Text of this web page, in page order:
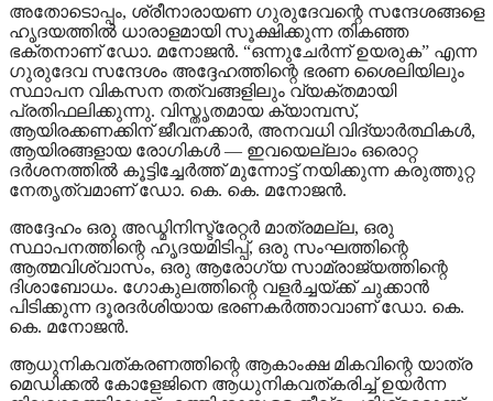
അതോടൊപ്പം, ശ്രീനാരായണ ഗുരുദേവന്റെ സന്ദേശങ്ങളെ
ഹൃദയത്തിൽ ധാരാളമായി സൂക്ഷിക്കുന്ന തികഞ്ഞ
ഭക്തനാണ് ഡോ. മനോജൻ. “ഒന്നുചേർന്ന് ഉയരുക” എന്ന
ഗുരുദേവ സന്ദേശം അദ്ദേഹത്തിന്റെ ഭരണ ശൈലിയിലും
സ്ഥാപന വികസന തത്വങ്ങളിലും വ്യക്തമായി
പ്രതിഫലിക്കുന്നു. വിസ്തൃതമായ ക്യാമ്പസ്,
ആയിരക്കണക്കിന് ജീവനക്കാർ, അനവധി വിദ്യാർത്ഥികൾ,
ആയിരങ്ങളായ രോഗികൾ — ഇവയെല്ലാം ഒരൊറ്റ
ദർശനത്തിൽ കൂട്ടിച്ചേർത്ത് മുന്നോട്ട് നയിക്കുന്ന കരുത്തുറ്റ
നേതൃത്വമാണ് ഡോ. കെ. കെ. മനോജൻ.
അദ്ദേഹം ഒരു അഡ്മിനിസ്ട്രേറ്റർ മാത്രമല്ല, ഒരു
സ്ഥാപനത്തിന്റെ ഹൃദയമിടിപ്പ്, ഒരു സംഘത്തിന്റെ
ആത്മവിശ്വാസം, ഒരു ആരോഗ്യ സാമ്രാജ്യത്തിന്റെ
ദിശാബോധം. ഗോകുലത്തിന്റെ വളർച്ചയ്ക്ക് ചുക്കാൻ
പിടിക്കുന്ന ദൂരദർശിയായ ഭരണകർത്താവാണ് ഡോ. കെ.
കെ. മനോജൻ.
ആധുനികവത്കരണത്തിന്റെ ആകാംക്ഷ മികവിന്റെ യാത്ര
മെഡിക്കൽ കോളേജിനെ ആധുനികവത്കരിച്ച് ഉയർന്ന